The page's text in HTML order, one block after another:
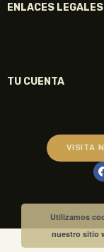
ENLACES LEGALES
TU CUENTA
VISITA
Utilizamos
nuestro sitio